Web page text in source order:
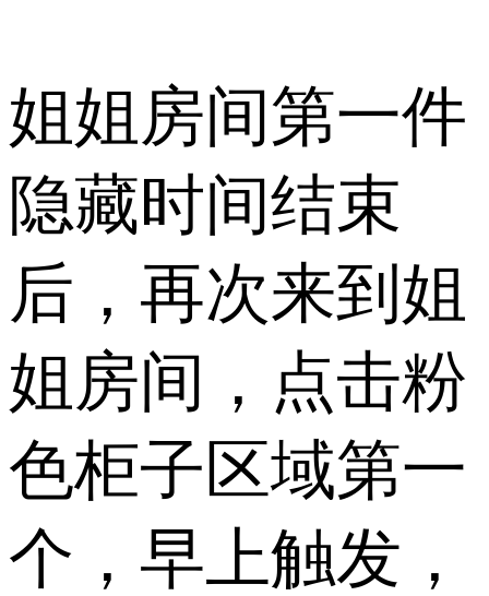
姐姐房间第一件
隐藏时间结束
后，再次来到姐
姐房间，点击粉
色柜子区域第一
个，早上触发，